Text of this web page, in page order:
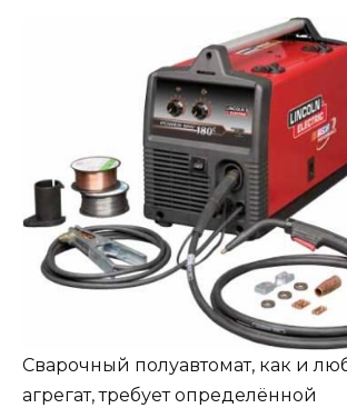
Сварочный полуавтомат, как и
агрегат, требует определённой